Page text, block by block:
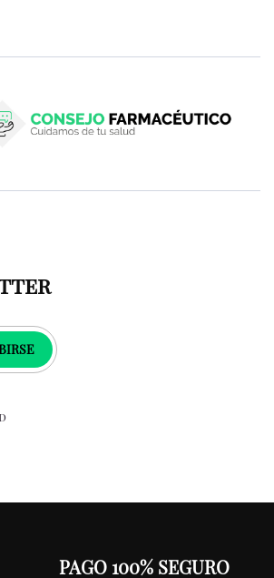
PAGO 100% SEGURO